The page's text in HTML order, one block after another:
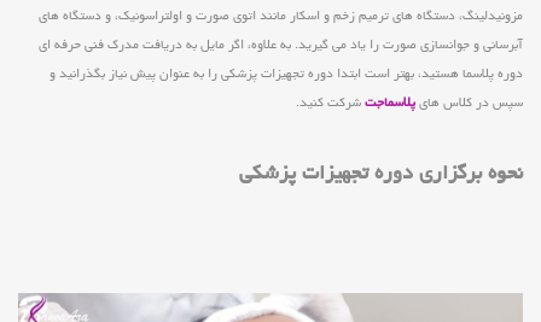
مزونیدلینگ، دستگاه های ترمیم زخم و اسکار مانند اتوی صورت و اولتراسونیک، و دستگاه های
آبرسانی و جوانسازی صورت را یاد می گیرید. به علاوه، اگر مایل به دریافت مدرک فنی حرفه ای
دوره پلاسما هستید، بهتر است ابتدا دوره تجهیزات پزشکی را به عنوان پیش نیاز بگذرانید و
سپس در کلاس هایپلاسماجتشرکت کنید.
نحوه برگزاری دوره تجهیزات پزشکی